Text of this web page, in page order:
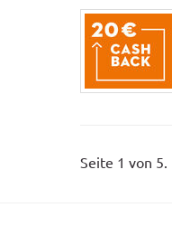
Seite 1 von 5.